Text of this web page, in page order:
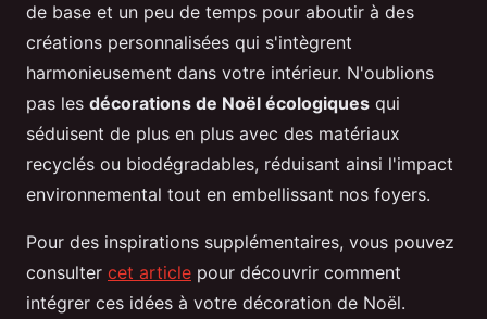
de base et un peu de temps pour aboutir à des
créations personnalisées qui s'intègrent
harmonieusement dans votre intérieur. N'oublions
pas les décorations de Noël écologiques qui
séduisent de plus en plus avec des matériaux
recyclés ou biodégradables, réduisant ainsi l'impact
environnemental tout en embellissant nos foyers.
Pour des inspirations supplémentaires, vous pouvez
consulter cet article pour découvrir comment
intégrer ces idées à votre décoration de Noël.